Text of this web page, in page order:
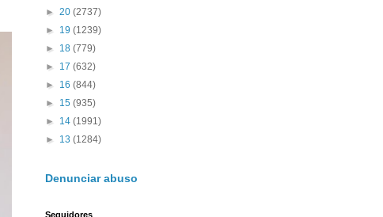
► 20 (2737)
► 19 (1239)
► 18 (779)
► 17 (632)
► 16 (844)
► 15 (935)
► 14 (1991)
► 13 (1284)
Denunciar abuso
Seguidores